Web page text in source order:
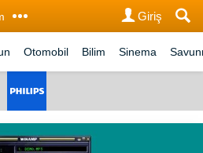
Giriş
Otomobil Bilim Sinema